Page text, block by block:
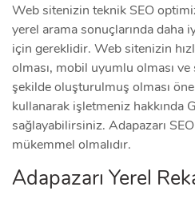
Web sitenizin teknik SEO
yerel arama sonuçlarında daha
için gereklidir. Web sitenizin
olması, mobil uyumlu olması ve
şekilde oluşturulmuş olması
kullanarak işletmeniz hakkında
sağlayabilirsiniz. Adapazarı
mükemmel olmalıdır.
Adapazarı Yerel